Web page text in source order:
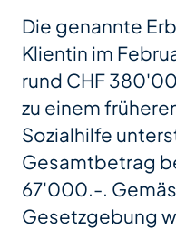
Die genannte
Klientin im
rund CHF
zu einem
Sozialhilfe
Gesamtbetrag
67'000.-.
Gesetzgebung